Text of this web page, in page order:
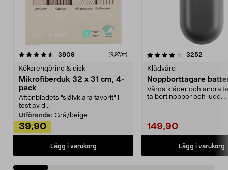
3809recensioner (9,97/st)
Köksrengöring & disk
Mikrofiberduk 32 x 31 cm, 4-
pack
Aftonbladets "självklara favorit” i
test av d...
Utförande: Grå/beige
39,90
Lägg i varukorg
4.0av 5 stjärnor 3252
Klädvård
Noppborttagare
Vårda kläder och andra
ta bort noppor och ludd.
149,90
Lägg i varukorg
4.5av 5 stjärnor